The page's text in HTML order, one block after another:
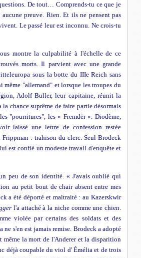
De tout… Comprends-tu ce que je
preuve. Rien. Et ils ne pensent pas
Le passé leur est inconnu. Ne crois-tu
montre la culpabilité à l'échelle de ce
morts. Il parvient avec une grande
sous la botte du IIIe Reich sans
"allemand" et lorsque les troupes du
Adolf Buller, leur capitaine, réunit la
chance suprême de faire partie désormais
"pourritures", les « Fremdër ». Diodème,
laissé une lettre de confession restée
: trahison du clerc. Seul Brodeck
est confié un modeste travail d'enquête et
peu de son identité. « J'avais oublié qui
au petit bout de chair absent entre mes
a été déporté et maltraité : au Kazerskwir
l'a attaché à la niche comme une chien.
violée par certains des soldats et des
s'en est jamais remise. Brodeck a adopté
la mort de l'Anderer et la disparition
déjà coupable du viol d' Émélia et de trois